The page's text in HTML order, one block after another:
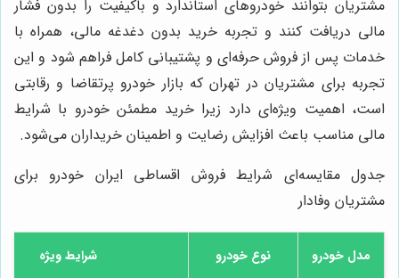
مشتریان بتوانند خودروهای استاندارد و باکیفیت را بدون فشار
مالی دریافت کنند و تجربه خرید بدون دغدغه مالی، همراه با
خدمات پس از فروش حرفه‌ای و پشتیبانی کامل فراهم شود و این
تجربه برای مشتریان در تهران که بازار خودرو پرتقاضا و رقابتی
است، اهمیت ویژه‌ای دارد زیرا خرید مطمئن خودرو با شرایط
مالی مناسب باعث افزایش رضایت و اطمینان خریداران می‌شود.
جدول مقایسه‌ای شرایط فروش اقساطی ایران خودرو برای
مشتریان وفادار
مدل خودرو نوع خودرو شرایط ویژه